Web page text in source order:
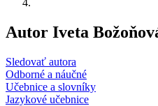
Autor Iveta
Sledovať autora
Odborné a náučné
Učebnice a slovníky
Jazykové učebnice